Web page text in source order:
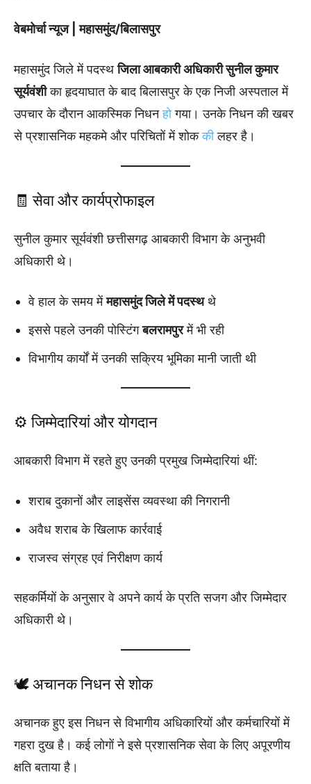
वेबमोर्चा न्यूज | महासमुंद/बिलासपुर
महासमुंद जिले में पदस्थजिला आबकारी अधिकारी सुनील कुमार
सूर्यवंशीका हृदयाघात के बाद बिलासपुर के एक निजी अस्पताल में
उपचार के दौरान आकस्मिक निधनहोगया। उनके निधन की खबर
से प्रशासनिक महकमे और परिचितों में शोककीलहर है।
🧾 सेवा और कार्यप्रोफाइल
सुनील कुमार सूर्यवंशी छत्तीसगढ़ आबकारी विभाग के अनुभवी
अधिकारी थे।
वे हाल के समय मेंमहासमुंद जिले में पदस्थथे
इससे पहले उनकी पोस्टिंगबलरामपुरमें भी रही
विभागीय कार्यों में उनकी सक्रिय भूमिका मानी जाती थी
⚙️ जिम्मेदारियां और योगदान
आबकारी विभाग में रहते हुए उनकी प्रमुख जिम्मेदारियां थीं:
शराब दुकानों और लाइसेंस व्यवस्था की निगरानी
अवैध शराब के खिलाफ कार्रवाई
राजस्व संग्रह एवं निरीक्षण कार्य
सहकर्मियों के अनुसार वे अपने कार्य के प्रति सजग और जिम्मेदार
अधिकारी थे।
🕊️ अचानक निधन से शोक
अचानक हुए इस निधन से विभागीय अधिकारियों और कर्मचारियों में
गहरा दुख है। कई लोगों ने इसे प्रशासनिक सेवा के लिए अपूरणीय
क्षति बताया है।